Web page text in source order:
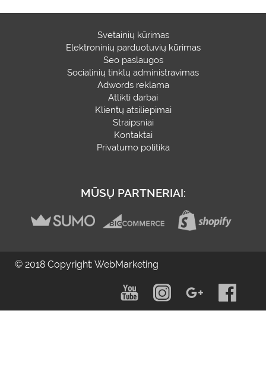
Svetainių kūrimas
Elektroninių parduotuvių kūrimas
Seo paslaugos
Socialinių tinklų administravimas
Adwords reklama
Atlikti darbai
Klientų atsiliepimai
Straipsniai
Kontaktai
Privatumo politika
MŪSŲ PARTNERIAI:
© 2018 Copyright: WebMarketing